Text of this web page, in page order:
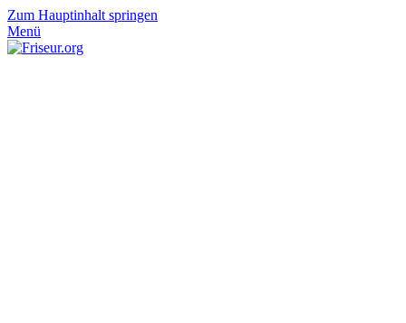
Zum Hauptinhalt springen
Menü